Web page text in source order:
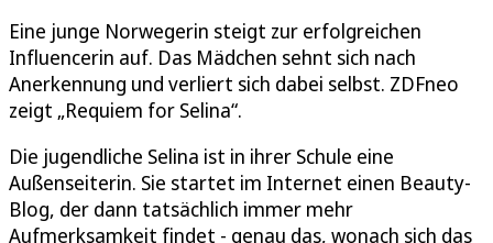
Eine junge Norwegerin steigt zur erfolgreichen
Influencerin auf. Das Mädchen sehnt sich nach
Anerkennung und verliert sich dabei selbst. ZDFneo
zeigt „Requiem for Selina“.
Die jugendliche Selina ist in ihrer Schule eine
Außenseiterin. Sie startet im Internet einen Beauty-
Blog, der dann tatsächlich immer mehr
Aufmerksamkeit findet - genau das, wonach sich das